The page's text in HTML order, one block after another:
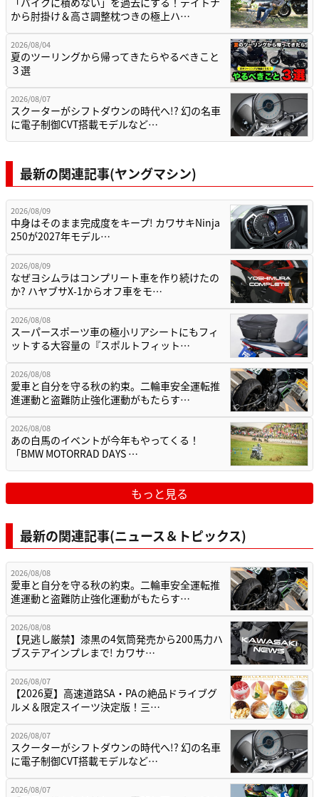
から肘掛け＆高さ調整枕つきの極上ハ…
2026/08/04
夏のツーリングから帰ってきたらやるべきこと
３選
2026/08/07
スクーターがシフトダウンの時代へ!? 幻の名車
に電子制御CVT搭載モデルなど…
最新の関連記事(ヤングマシン)
2026/08/09
中身はそのまま完成度をキープ! カワサキNinja
250が2027年モデル…
2026/08/09
なぜヨシムラはコンプリート車を作り続けたの
か? ハヤブサX-1からオフ車をモ…
2026/08/08
スーパースポーツ車の極小リアシートにもフィ
ットする大容量の『スポルトフィット…
2026/08/08
愛車と自分を守る秋の約束。二輪車安全運転推
進運動と盗難防止強化運動がもたらす…
2026/08/08
あの白馬のイベントが今年もやってくる！
「BMW MOTORRAD DAYS …
もっと見る
最新の関連記事(ニュース＆トピックス)
2026/08/08
愛車と自分を守る秋の約束。二輪車安全運転推
進運動と盗難防止強化運動がもたらす…
2026/08/08
【見逃し厳禁】漆黒の4気筒発売から200馬力ハ
ブステアインプレまで! カワサ…
2026/08/07
【2026夏】高速道路SA・PAの絶品ドライブグ
ルメ＆限定スイーツ決定版！三…
2026/08/07
スクーターがシフトダウンの時代へ!? 幻の名車
に電子制御CVT搭載モデルなど…
2026/08/07